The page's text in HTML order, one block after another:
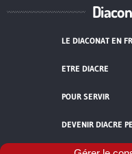
LE DIACONAT EN
ETRE DIACRE
POUR SERVIR
DEVENIR DIACRE